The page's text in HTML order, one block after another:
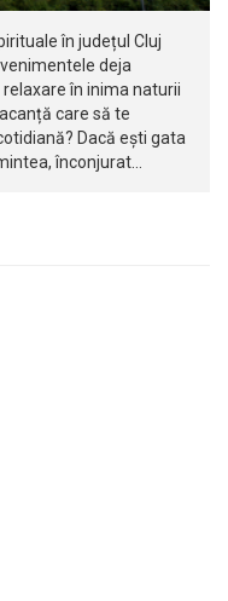
în județul Cluj
deja
în inima naturii
care să te
Dacă ești gata
înconjurat…